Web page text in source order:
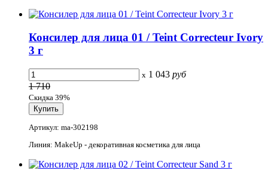
Консилер для лица 01 / Teint Correcteur Ivory
3 г
x 1 043 руб
1 710
Скидка 39%
Артикул: ma-302198
Линия: MakeUp - декоративная косметика для лица